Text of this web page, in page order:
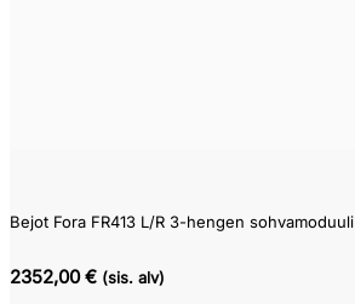
Bejot Fora FR413 L/R 3-hengen sohvamoduuli
2352,00 € (sis. alv)